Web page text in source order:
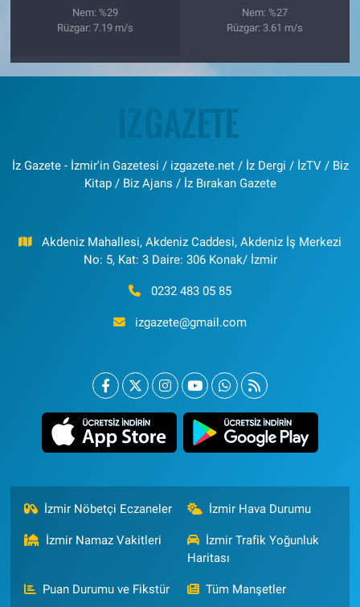
Nem: %29
Rüzgar: 7.19 m/s
Nem: %27
Rüzgar: 3.61 m/s
İz Gazete - İzmir'in Gazetesi / izgazete.net / İz Dergi / İzTV / Biz
Kitap / Biz Ajans / İz Bırakan Gazete
Akdeniz Mahallesi, Akdeniz Caddesi, Akdeniz İş Merkezi
No: 5, Kat: 3 Daire: 306 Konak/ İzmir
0232 483 05 85
izgazete@gmail.com
İzmir Nöbetçi Eczaneler İzmir Hava Durumu
İzmir Namaz Vakitleri
İzmir Trafik Yoğunluk
Haritası
Puan Durumu ve Fikstür Tüm Manşetler